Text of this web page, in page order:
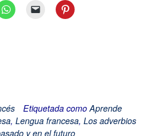
Etiquetada como Aprende
, Lengua francesa, Los adverbios
y en el futuro